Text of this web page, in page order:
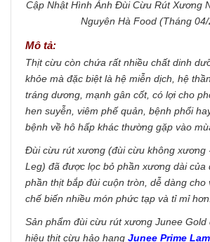
Cập Nhật Hình Ảnh Đùi Cừu Rút Xương
Nguyên Hà Food (Tháng
Mô tả:
Thịt cừu còn chứa rất nhiều chất dinh
khỏe mà đặc biệt là hệ miễn dịch, hệ
tráng dương, mạnh gân cốt, có lợi cho
hen suyễn, viêm phế quản, bệnh phổi
bệnh về hô hấp khác thường gặp vào
Đùi cừu rút xương (đùi cừu không xương
Leg) đã được lọc bỏ phần xương dài của
phần thịt bắp đùi cuộn tròn, dễ dàng cho
chế biến nhiều món phức tạp và tỉ mỉ hơn.
Sản phẩm đùi cừu rút xương Junee
hiệu thịt cừu hảo hạng Junee Prime